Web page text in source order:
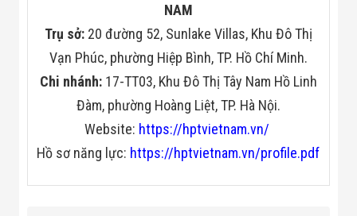
NAM
Trụ sở: 20 đường 52, Sunlake Villas, Khu Đô Thị
Vạn Phúc, phường Hiệp Bình, TP. Hồ Chí Minh.
Chi nhánh:17-TT03, Khu Đô Thị Tây Nam Hồ Linh
Đàm, phường Hoàng Liệt, TP. Hà Nội.
Website: https://hptvietnam.vn/
Hồ sơ năng lực: https://hptvietnam.vn/profile.pdf